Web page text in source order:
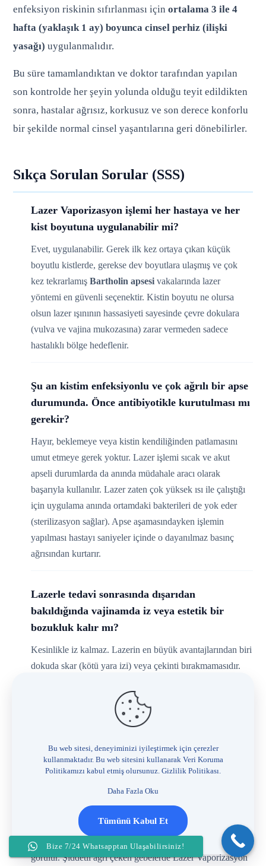
enfeksiyon riskinin sıfırlanması içinortalama 3 ile 4
hafta (yaklaşık 1 ay) boyunca cinsel perhiz (ilişki
yasağı) uygulanmalıdır.
Bu süre tamamlandıktan ve doktor tarafından yapılan
son kontrolde her şeyin yolunda olduğu teyit edildikten
sonra, hastalar ağrısız, korkusuz ve son derece konforlu
bir şekilde normal cinsel yaşantılarına geri dönebilirler.
Sıkça Sorulan Sorular (SSS)
Lazer Vaporizasyon işlemi her hastaya ve her
kist boyutuna uygulanabilir mi?
Evet, uygulanabilir. Gerek ilk kez ortaya çıkan küçük
boyutlu kistlerde, gerekse dev boyutlara ulaşmış ve çok
kez tekrarlamışBartholin apsesi vakalarında lazer
yöntemi en güvenli seçenektir. Kistin boyutu ne olursa
olsun lazer ışınının hassasiyeti sayesinde çevre dokulara
(vulva ve vajina mukozasına) zarar vermeden sadece
hastalıklı bölge hedeflenir.
Şu an kistim enfeksiyonlu ve çok ağrılı bir apse
durumunda. Önce antibiyotikle kurutulması mı
gerekir?
Hayır, beklemeye veya kistin kendiliğinden patlamasını
umut etmeye gerek yoktur. Lazer işlemi sıcak ve akut
apseli durumlarda da anında müdahale aracı olarak
başarıyla kullanılır. Lazer zaten çok yüksek ısı ile çalıştığı
için uygulama anında ortamdaki bakterileri de yok eder
(sterilizasyon sağlar). Apse aşamasındayken işlemin
yapılması hastayı saniyeler içinde o dayanılmaz basınç
ağrısından kurtarır.
Lazerle tedavi sonrasında dışarıdan
bakıldığında vajinamda iz veya estetik bir
bozukluk kalır mı?
Kesinlikle iz kalmaz. Lazerin en büyük avantajlarından biri
dokuda skar (kötü yara izi) veya çekinti bırakmamasıdır.
dudaklarının (labia) anatomik şekli ve estetiği mükemmel
şekilde korunur. İşlemden birkaç ay sonra uzman bir
jinekolog bile dışarıdan bakarak orada bir operasyon
yapıldığını kolaylıkla anlayamaz.
İşlem hamilelik (gebelik) döneminde yapılabilir
mi? Bebeğe zarar verir mi?
Gebelikte hormonların ve kan akımının artması nedeniyle
Bartholin kistlerinin şişmesi ve apseye dönüşmesi sık
görülür. Şiddetli ağrı çeken gebelerde Lazer Vaporizasyon
Bu web sitesi, deneyiminizi iyileştirmek için çerezler
kullanmaktadır. Bu web sitesini kullanarak Veri Koruma
Politikamızı kabul etmiş olursunuz. Gizlilik Politikası.
Daha Fazla Oku
Tümünü Kabul Et
Bize 7/24 Whatsapptan Ulaşabilirsiniz!